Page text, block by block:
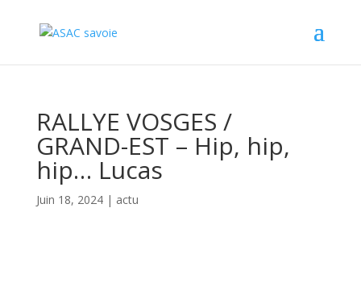
RALLYE VOSGES /
GRAND-EST – Hip, hip,
hip… Lucas
Juin 18, 2024| actu